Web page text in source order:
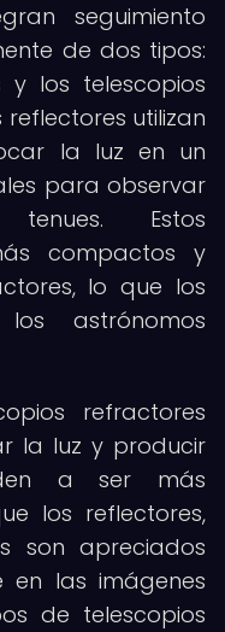
seguimiento
de dos tipos:
y los telescopios
utilizan
la luz en un
para observar
tenues. Estos
compactos y
lo que los
astrónomos
refractores
la luz y producir
a ser más
los reflectores,
son apreciados
en las imágenes
de telescopios